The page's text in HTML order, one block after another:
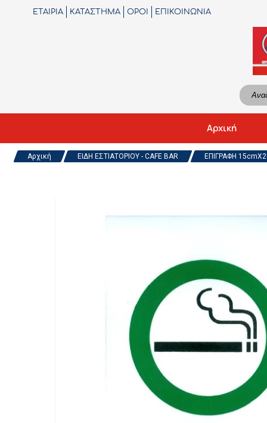
ΕΤΑΙΡΙΑ ΚΑΤΑΣΤΗΜΑ ΟΡΟΙ ΕΠΙΚΟΙΝΩΝΙΑ
Αρχική
Αρχική ΕΙΔΗ ΕΣΤΙΑΤΟΡΙΟΥ - CAFE BAR ΕΠΙΓΡΑΦΗ